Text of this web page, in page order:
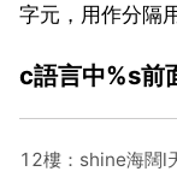
字元，用作分隔用
c語言中%s前
12樓：shine海闊l